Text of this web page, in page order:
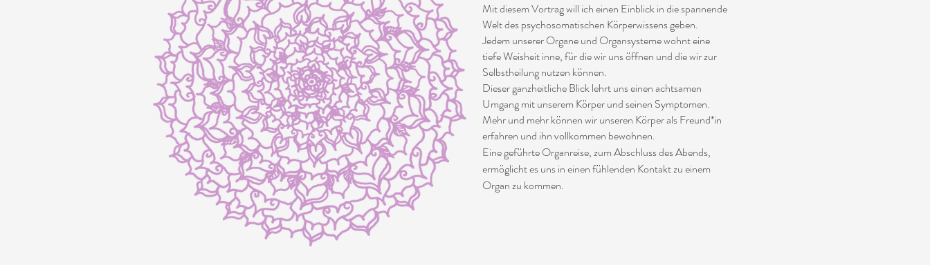
Mit diesem Vortrag will ich einen Einblick in die spannende
Welt des psychosomatischen Körperwissens geben.
Jedem unserer Organe und Organsysteme wohnt eine
tiefe Weisheit inne, für die wir uns öffnen und die wir zur
Selbstheilung nutzen können.
Dieser ganzheitliche Blick lehrt uns einen achtsamen
Umgang mit unserem Körper und seinen Symptomen.
Mehr und mehr können wir unseren Körper als Freund*in
erfahren und ihn vollkommen bewohnen.
Eine geführte Organreise, zum Abschluss des Abends,
ermöglicht es uns in einen fühlenden Kontakt zu einem
Organ zu kommen.